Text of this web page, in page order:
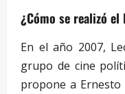
¿Cómo se realizó el
En el año 2007,
grupo de cine
propone a